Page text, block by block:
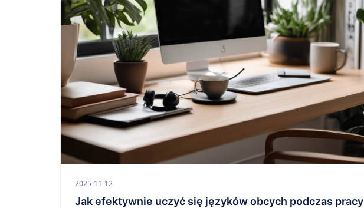
2025-11-12
Jak efektywnie uczyć się języków obcych podczas pracy